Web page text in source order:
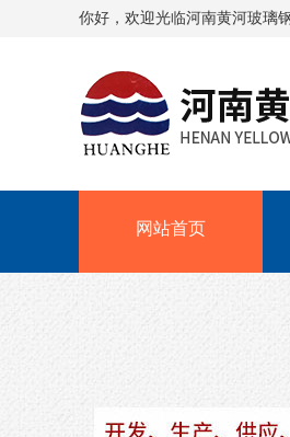
你好，欢迎光临河南黄河玻璃
网站首页